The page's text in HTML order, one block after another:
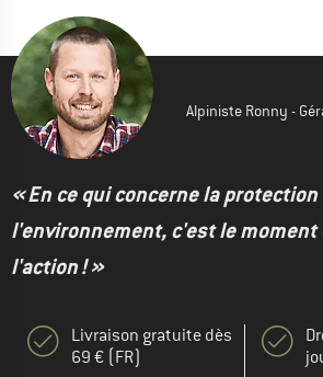
Alpiniste Ronny -
« En ce qui concerne la protection
l'environnement, c'est le moment
l'action ! »
Livraison gratuite dès
69 € (FR)